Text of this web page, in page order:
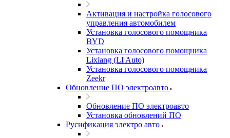
Активация и настройка голосового
управления автомобилем
Установка голосового помощника
BYD
Установка голосового помощника
Lixiang (LI Auto)
Установка голосового помощника
Zeekr
Обновление ПО электроавто
Обновление ПО электроавто
Установка обновлений ПО
Русификация электро авто